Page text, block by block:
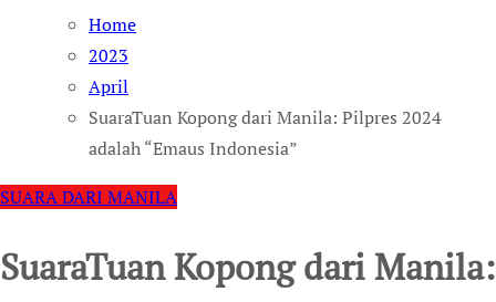
Home
2023
April
SuaraTuan Kopong dari Manila: Pilpres 2024
adalah “Emaus Indonesia”
SUARA DARI MANILA
SuaraTuan Kopong dari